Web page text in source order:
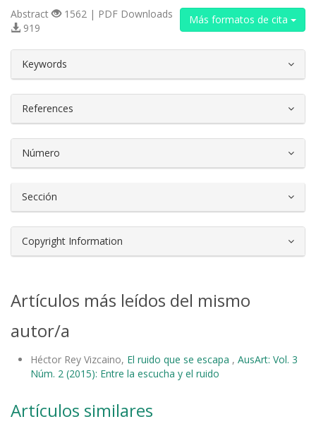
Más formatos de cita
Abstract
1562 | PDF Downloads
919
Keywords
References
Número
Sección
Copyright Information
Artículos más leídos del mismo
autor/a
Héctor Rey Vizcaino, El ruido que se escapa , AusArt: Vol. 3
Núm. 2 (2015): Entre la escucha y el ruido
Artículos similares